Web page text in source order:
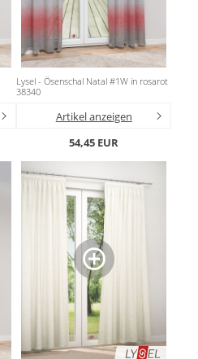
Lysel - Ösenschal Natal #1W in rosarot
38340
Artikel anzeigen
54,45 EUR